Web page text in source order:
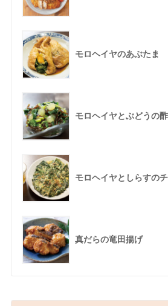
モロヘイヤのあぶたま
モロヘイヤとぶどうの
モロヘイヤとしらすのチ
真だらの竜田揚げ